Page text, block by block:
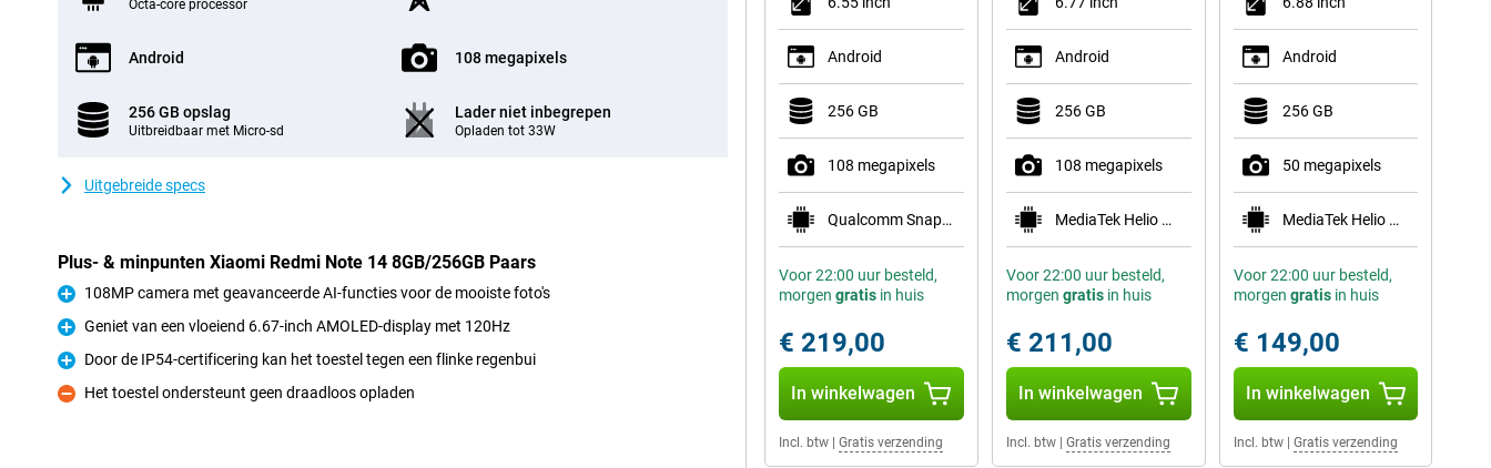
Octa-core processor
Android 108 megapixels
256 GB opslag
Uitbreidbaar met Micro-sd
Lader niet inbegrepen
Opladen tot 33W
Uitgebreide specs
Plus- & minpunten Xiaomi Redmi Note 14 8GB/256GB Paars
Pluspunt
108MP camera met geavanceerde AI-functies voor de mooiste foto's
Pluspunt
Geniet van een vloeiend 6.67-inch AMOLED-display met 120Hz
Pluspunt
Door de IP54-certificering kan het toestel tegen een flinke regenbui
Minpunt
Het toestel ondersteunt geen draadloos opladen
Android
256 GB
108 megapixels
Qualcomm Snapdragon 778G 5G
Voor 22:00 uur besteld,
morgen gratis in huis
€ 219,00
In winkelwagen
Incl. btw Gratis verzending
Android
256 GB
108 megapixels
MediaTek Helio G100-Ultra
Voor 22:00 uur besteld,
morgen gratisin huis
€ 211,00
In winkelwagen
Incl. btw| Gratis verzending
Android
256 GB
50 megapixels
MediaTek Helio G81 Ultra
Voor 22:00 uur besteld,
morgen gratisin huis
€ 149,00
In winkelwagen
Incl. btw| Gratis verzending